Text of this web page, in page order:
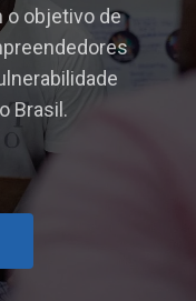
o objetivo de
Brasil.